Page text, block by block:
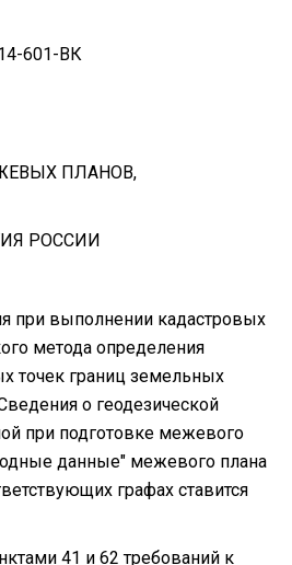
601-ВК
ПЛАНОВ,
РОССИИ
при выполнении кадастровых
метода определения
точек границ земельных
о геодезической
при подготовке межевого
данные" межевого плана
графах ставится
41 и 62 требований к